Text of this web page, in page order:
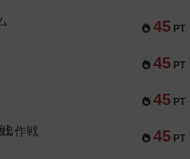
45 PT
45 PT
45 PT
45 PT
出作戦